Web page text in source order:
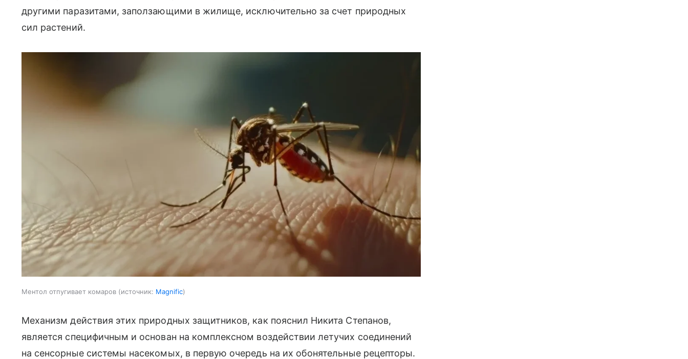
другими паразитами, заползающими в жилище, исключительно за счет природных
сил растений.
Ментол отпугивает комаров источник: Magnific
Механизм действия этих природных защитников, как пояснил Никита Степанов,
является специфичным и основан на комплексном воздействии летучих соединений
на сенсорные системы насекомых, в первую очередь на их обонятельные рецепторы.